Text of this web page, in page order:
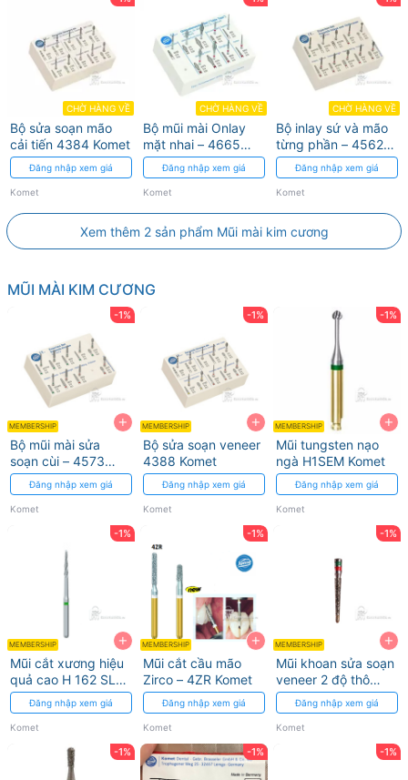
CHỜ HÀNG VỀ
Bộ sửa soạn mão
cải tiến 4384 Komet
Đăng nhập xem giá
Komet
CHỜ HÀNG VỀ
Bộ mũi mài Onlay
mặt nhai – 4665
KometĐăng nhập xem giá
Komet
CHỜ HÀNG VỀ
Bộ inlay sứ và mão
từng phần – 4562
KometĐăng nhập xem giá
Komet
Xem thêm 2 sản phẩm Mũi mài kim cương
MŨI MÀI KIM CƯƠNG
-1%
+
MEMBERSHIP
Bộ mũi mài sửa
soạn cùi – 4573
KometĐăng nhập xem giá
Komet
-1%
+
MEMBERSHIP
Bộ sửa soạn veneer
4388 Komet
Đăng nhập xem giá
Komet
-1%
+
MEMBERSHIP
Mũi tungsten nạo
ngà H1SEM Komet
Đăng nhập xem giá
Komet
-1%
+
MEMBERSHIP
Mũi cắt xương hiệu
quả cao H 162 SL
KometĐăng nhập xem giá
Komet
-1%
+
MEMBERSHIP
Mũi cắt cầu mão
Zirco – 4ZR Komet
Đăng nhập xem giá
Komet
-1%
+
MEMBERSHIP
Mũi khoan sửa soạn
veneer 2 độ thô
6844 Komet
Đăng nhập xem giá
Komet
-1% -1% -1%